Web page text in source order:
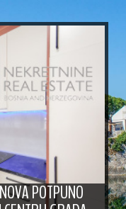
POTPUNO